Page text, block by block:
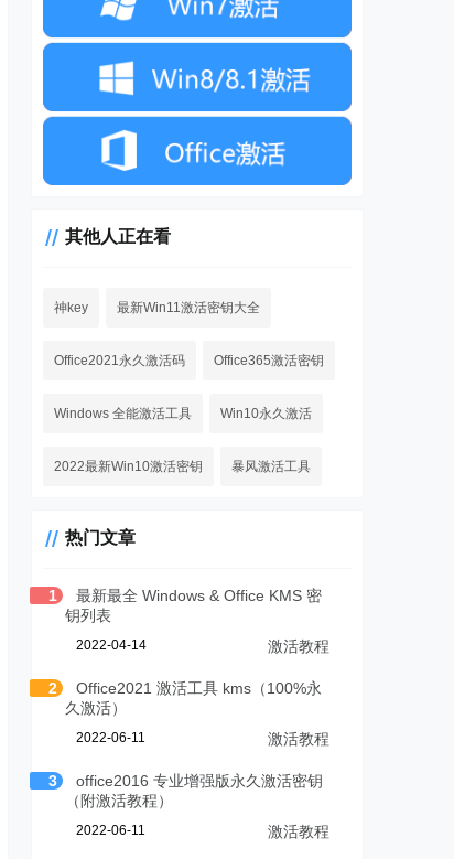
其他人正在看
神key 最新Win11激活密钥大全
Office2021永久激活码 Office365激活密钥
Windows 全能激活工具 Win10永久激活
2022最新Win10激活密钥 暴风激活工具
热门文章
1
最新最全 Windows & Office KMS 密
钥列表
2022-04-14 激活教程
2
Office2021 激活工具 kms（100%永
久激活）
2022-06-11 激活教程
3
office2016 专业增强版永久激活密钥
（附激活教程）
2022-06-11 激活教程